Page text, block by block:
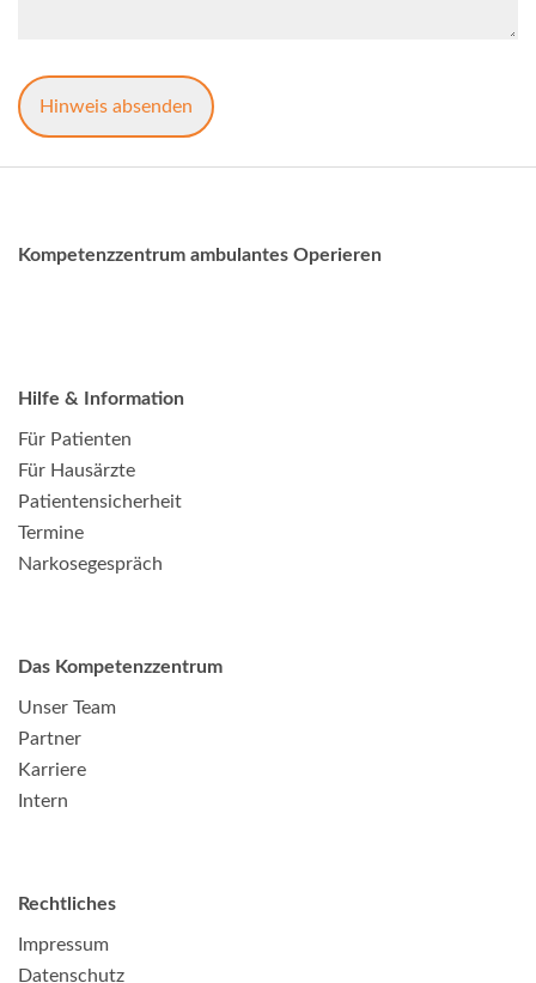
Kompetenzzentrum ambulantes Operieren
Hilfe & Information
Für Patienten
Für Hausärzte
Patientensicherheit
Termine
Narkosegespräch
Das Kompetenzzentrum
Unser Team
Partner
Karriere
Intern
Rechtliches
Impressum
Datenschutz